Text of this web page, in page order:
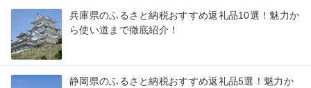
兵庫県のふるさと納税おすすめ返礼品10選！魅力か
ら使い道まで徹底紹介！
静岡県のふるさと納税おすすめ返礼品5選！魅力か